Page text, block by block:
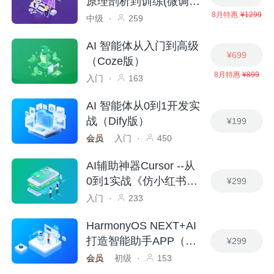
落地实战
中级 · 259 8月特惠 ¥1299
AI 智能体从入门到高级
（Coze版）
入门 · 163
¥699
8月特惠 ¥899
AI 智能体从0到1开发实
战（Dify版）
会员 入门 · 450
¥199
AI辅助神器Cursor --从
0到1实战《仿小红书小
程序》
入门 · 233
¥299
HarmonyOS NEXT+AI
打造智能助手APP（适
配DeepSeek）
会员 初级 · 153
¥299